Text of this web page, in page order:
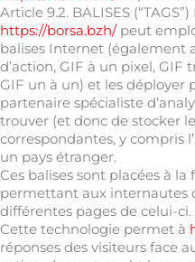
Article 9.2. BALISES
https://borsa.bzh/peut
balises Internet (également
d’action, GIF à un pixel, GIF
GIF un à un) et les déployer
partenaire spécialiste
trouver (et donc de stocker
correspondantes, y compris
un pays étranger.
Ces balises sont placées à
permettant aux internautes
différentes pages de celui-ci.
Cette technologie permet à
réponses des visiteurs face